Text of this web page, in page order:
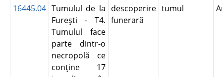
16445.04 Tumulul de la
Fureşti - T4.
Tumulul face
parte dintr-o
necropolă ce
conţine 17
descoperire
funerară
tumul